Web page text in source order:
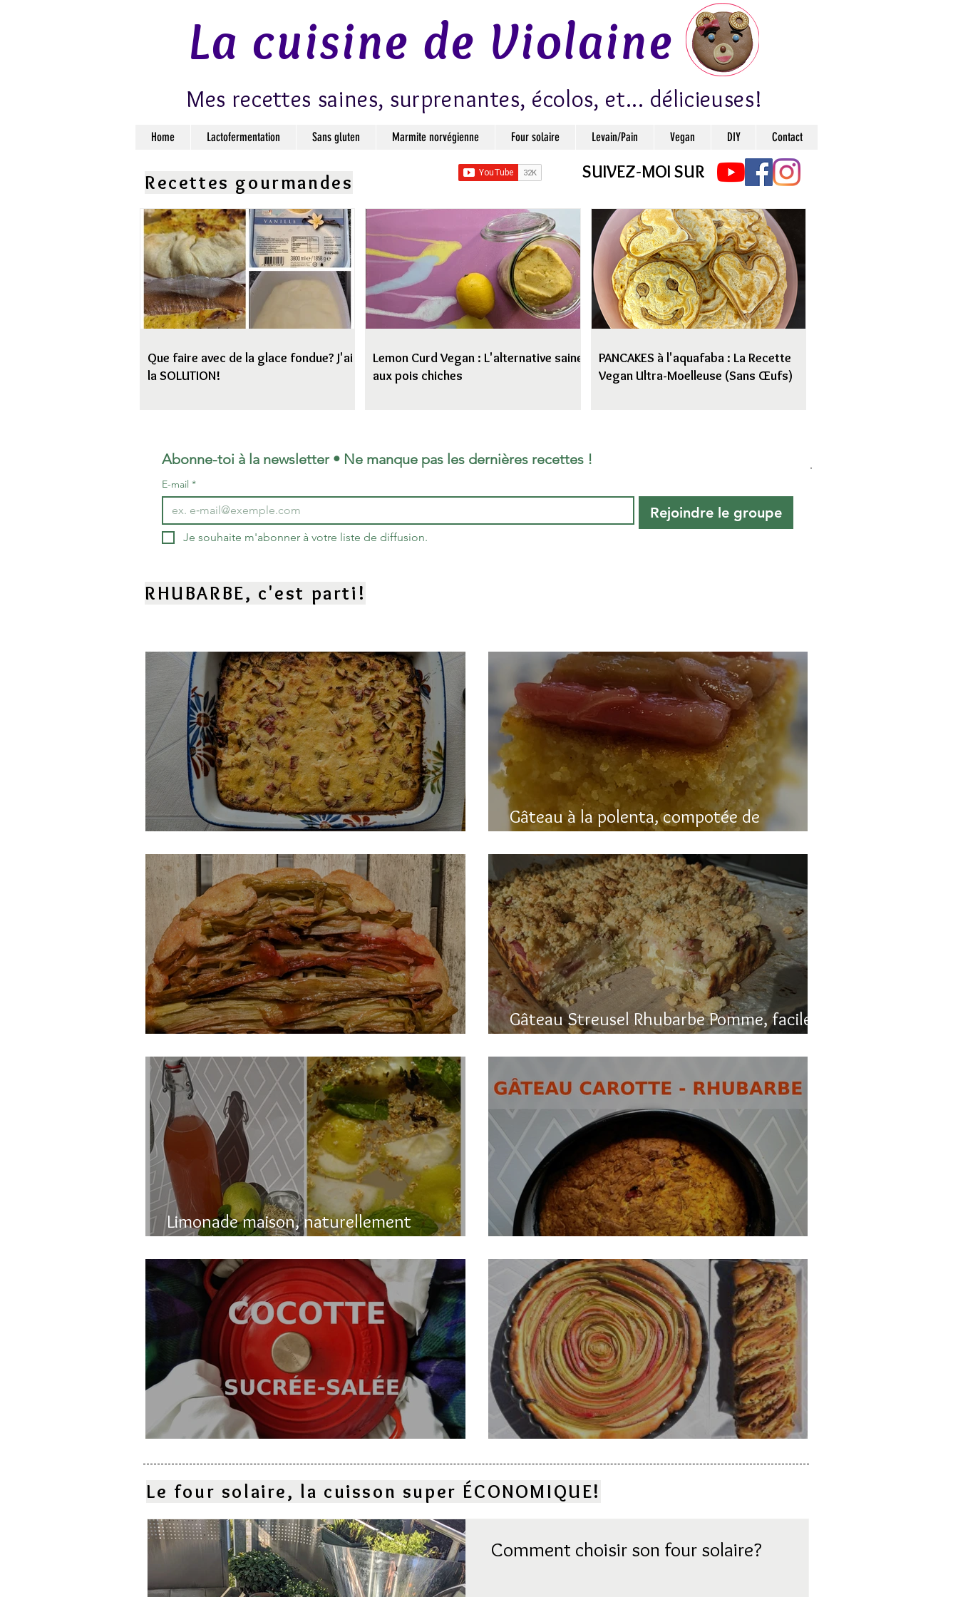
La cuisine de Violaine
Mes recettes saines, surprenantes, écolos, et... délicieuses!
Home Lactofermentation Sans gluten Marmite norvégienne Four solaire Levain/Pain Vegan DIY Contact
Recettes gourmandes SUIVEZ-MOI SUR
Que faire avec de la glace fondue? J'ai
la SOLUTION!
Lemon Curd Vegan : L'alternative saine
aux pois chiches
PANCAKES à l'aquafaba : La Recette
Vegan Ultra-Moelleuse (Sans Œufs)
Abonne-toi à la newsletter • Ne manque pas les dernières recettes !
E-mail *
Rejoindre le groupe
Je souhaite m'abonner à votre liste de diffusion.
RHUBARBE, c'est parti!
Gâteau suisse à la rhubarbe (avec polenta)
Gâteau à la polenta, compotée de
rhubarbe (sans gluten)
Gâteau renversé à la rhubarbe
Gâteau Streusel Rhubarbe Pomme, facile
et hyper bon!
Limonade maison, naturellement
pétillante!!!
Gâteau printanier, carotte et rhubarbe
Cocotte sucrée-salée Deux gâteaux à la rhubarbe
Comment choisir son four solaire?
Le four solaire, la cuisson super ÉCONOMIQUE!